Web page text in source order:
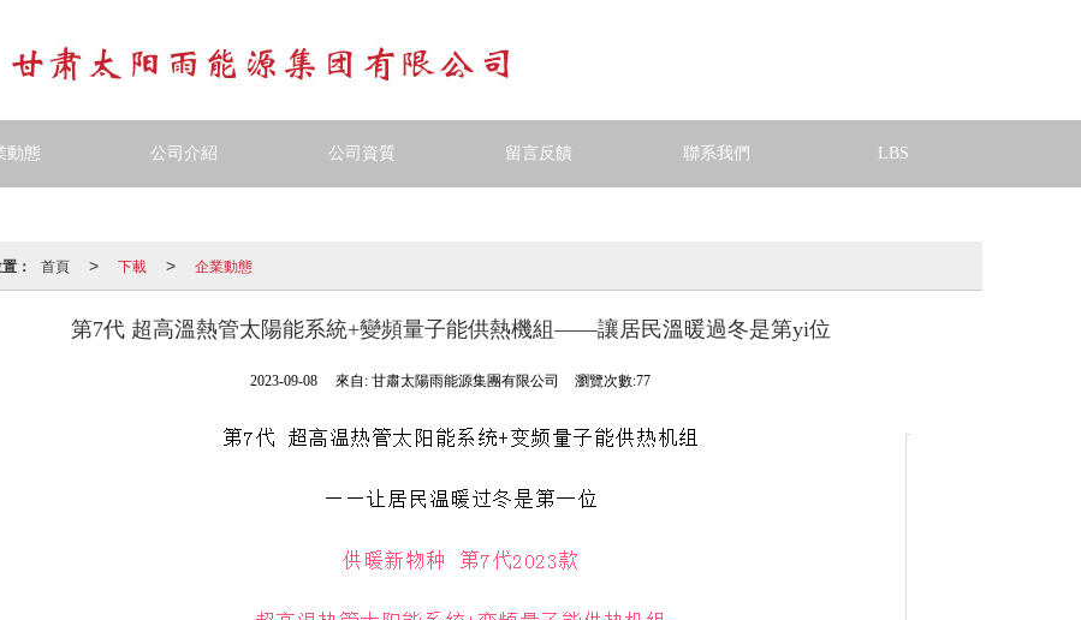
動態 公司介紹 公司資質 留言反饋 聯系我們 LBS
： 首頁 > 下載 > 企業動態
第7代 超高溫熱管太陽能系統+變頻量子能供熱機組——讓居民溫暖過冬是第yi位
2023-09-08 來自: 甘肅太陽雨能源集團有限公司 瀏覽次數:77